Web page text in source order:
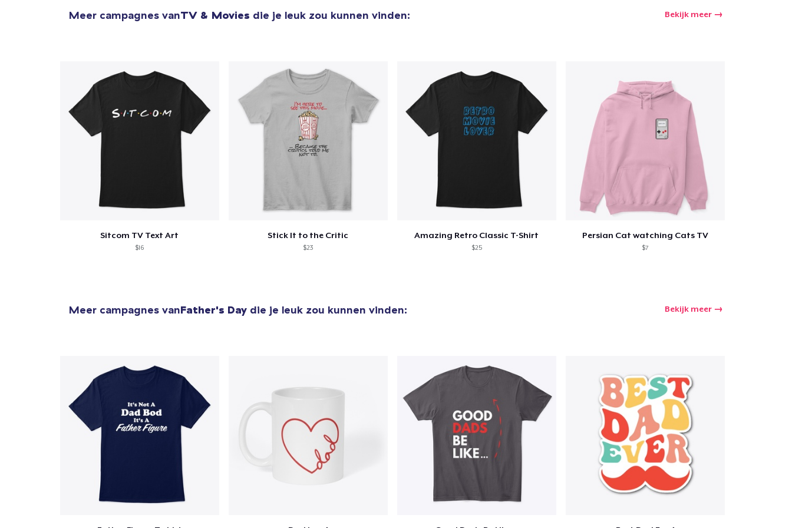
Meer campagnes vanTV & Movies die je leuk zou kunnen vinden: Bekijk meer
Sitcom TV Text Art
$16
Stick It to the Critic
$23
Amazing Retro Classic T-Shirt
$25
Persian Cat watching Cats TV
$7
Meer campagnes vanFather's Day die je leuk zou kunnen vinden: Bekijk meer
Essential Tee
US$ 24,99